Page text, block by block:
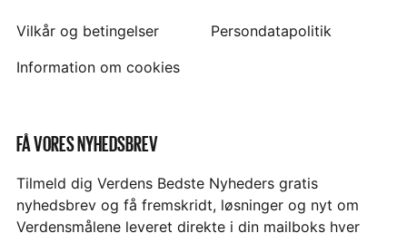
Vilkår og betingelser
Persondatapolitik
Information om cookies
FÅ VORES NYHEDSBREV
Tilmeld dig Verdens Bedste Nyheders gratis
nyhedsbrev og få fremskridt, løsninger og nyt om
Verdensmålene leveret direkte i din mailboks hver